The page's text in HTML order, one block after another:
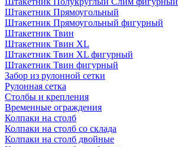
Штакетник Прямоугольный
Штакетник Прямоугольный фигурный
Штакетник Твин
Штакетник Твин XL
Штакетник Твин XL фигурный
Штакетник Твин фигурный
Забор из рулонной сетки
Рулонная сетка
Столбы и крепления
Временные ограждения
Колпаки на столб
Колпаки на столб со склада
Колпаки на столб двoйные